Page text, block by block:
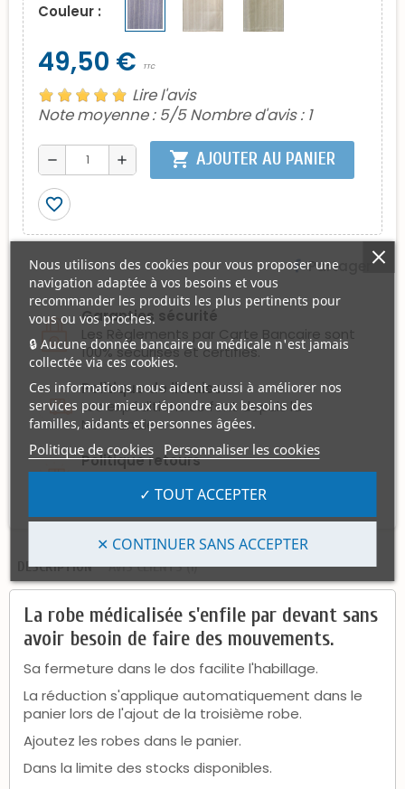
Couleur :
49,50 € TTC
Lire l'avis
Note moyenne : 5/5 Nombre d'avis : 1
remove add shopping_cart AJOUTER AU PANIER
favorite_border
Partager
Garanties sécurité
Les Règlements par Carte Bancaire sont
100% sécurisés et certifiés.
Politique de livraison
Les expéditions se font depuis la
Normandie.
Politique retours
Les articles peuvent être retournés s'ils
sont neufs, non marqués et non portés.
DESCRIPTION AVIS CLIENTS (1)
La robe médicalisée s'enfile par devant sans
avoir besoin de faire des mouvements.
Sa fermeture dans le dos facilite l'habillage.
La réduction s'applique automatiquement dans le
panier lors de l'ajout de la troisième robe.
Ajoutez les robes dans le panier.
Dans la limite des stocks disponibles.
Nous utilisons des cookies pour vous proposer une
navigation adaptée à vos besoins et vous
recommander les produits les plus pertinents pour
vous ou vos proches.
🔒 Aucune donnée bancaire ou médicale n'est jamais
collectée via ces cookies.
Ces informations nous aident aussi à améliorer nos
services pour mieux répondre aux besoins des
familles, aidants et personnes âgées.
Politique de cookies Personnaliser les cookies
✕ CONTINUER SANS ACCEPTER
✓ TOUT ACCEPTER